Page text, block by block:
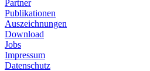
Partner
Publikationen
Auszeichnungen
Download
Jobs
Impressum
Datenschutz